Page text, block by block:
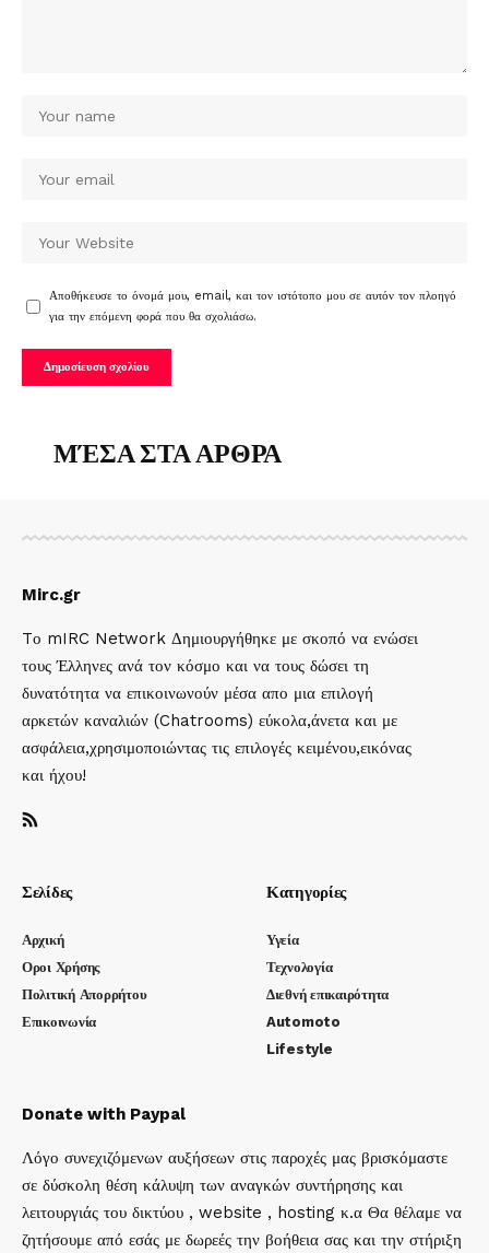
Αποθήκευσε το όνομά μου, email, και τον ιστότοπο μου σε αυτόν τον πλοηγό
για την επόμενη φορά που θα σχολιάσω.
ΜΈΣΑ ΣΤΑ ΑΡΘΡΑ
Mirc.gr
Tο mIRC Network Δημιουργήθηκε με σκοπό να ενώσει
τους Έλληνες ανά τον κόσμο και να τους δώσει τη
δυνατότητα να επικοινωνούν μέσα απο μια επιλογή
αρκετών καναλιών (Chatrooms) εύκολα,άνετα και με
ασφάλεια,χρησιμοποιώντας τις επιλογές κειμένου,εικόνας
και ήχου!
Σελίδες
Αρχική
Οροι Χρήσης
Πολιτική Απορρήτου
Επικοινωνία
Κατηγορίες
Υγεία
Τεχνολογία
Διεθνή επικαιρότητα
Automoto
Lifestyle
Donate with Paypal
Λόγο συνεχιζόμενων αυξήσεων στις παροχές μας βρισκόμαστε
σε δύσκολη θέση κάλυψη των αναγκών συντήρησης και
λειτουργιάς του δικτύου , website , hosting κ.α Θα θέλαμε να
ζητήσουμε από εσάς με δωρεές την βοήθεια σας και την στήριξη